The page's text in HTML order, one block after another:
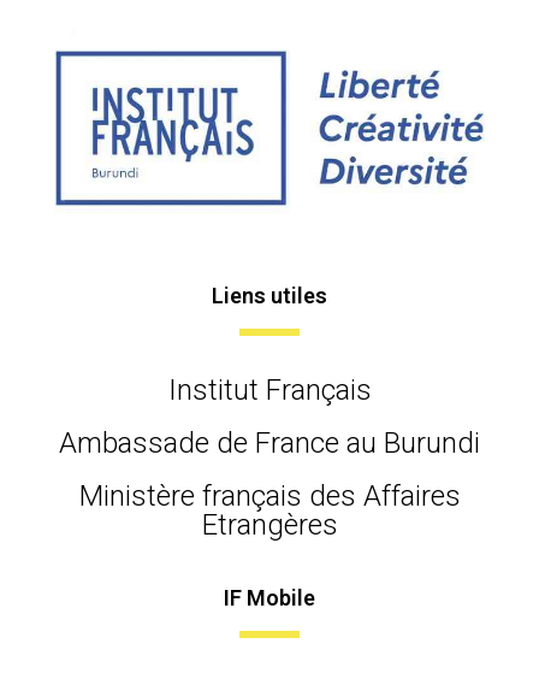
Liens utiles
Institut Français
Ambassade de France au Burundi
Ministère français des Affaires
Etrangères
IF Mobile